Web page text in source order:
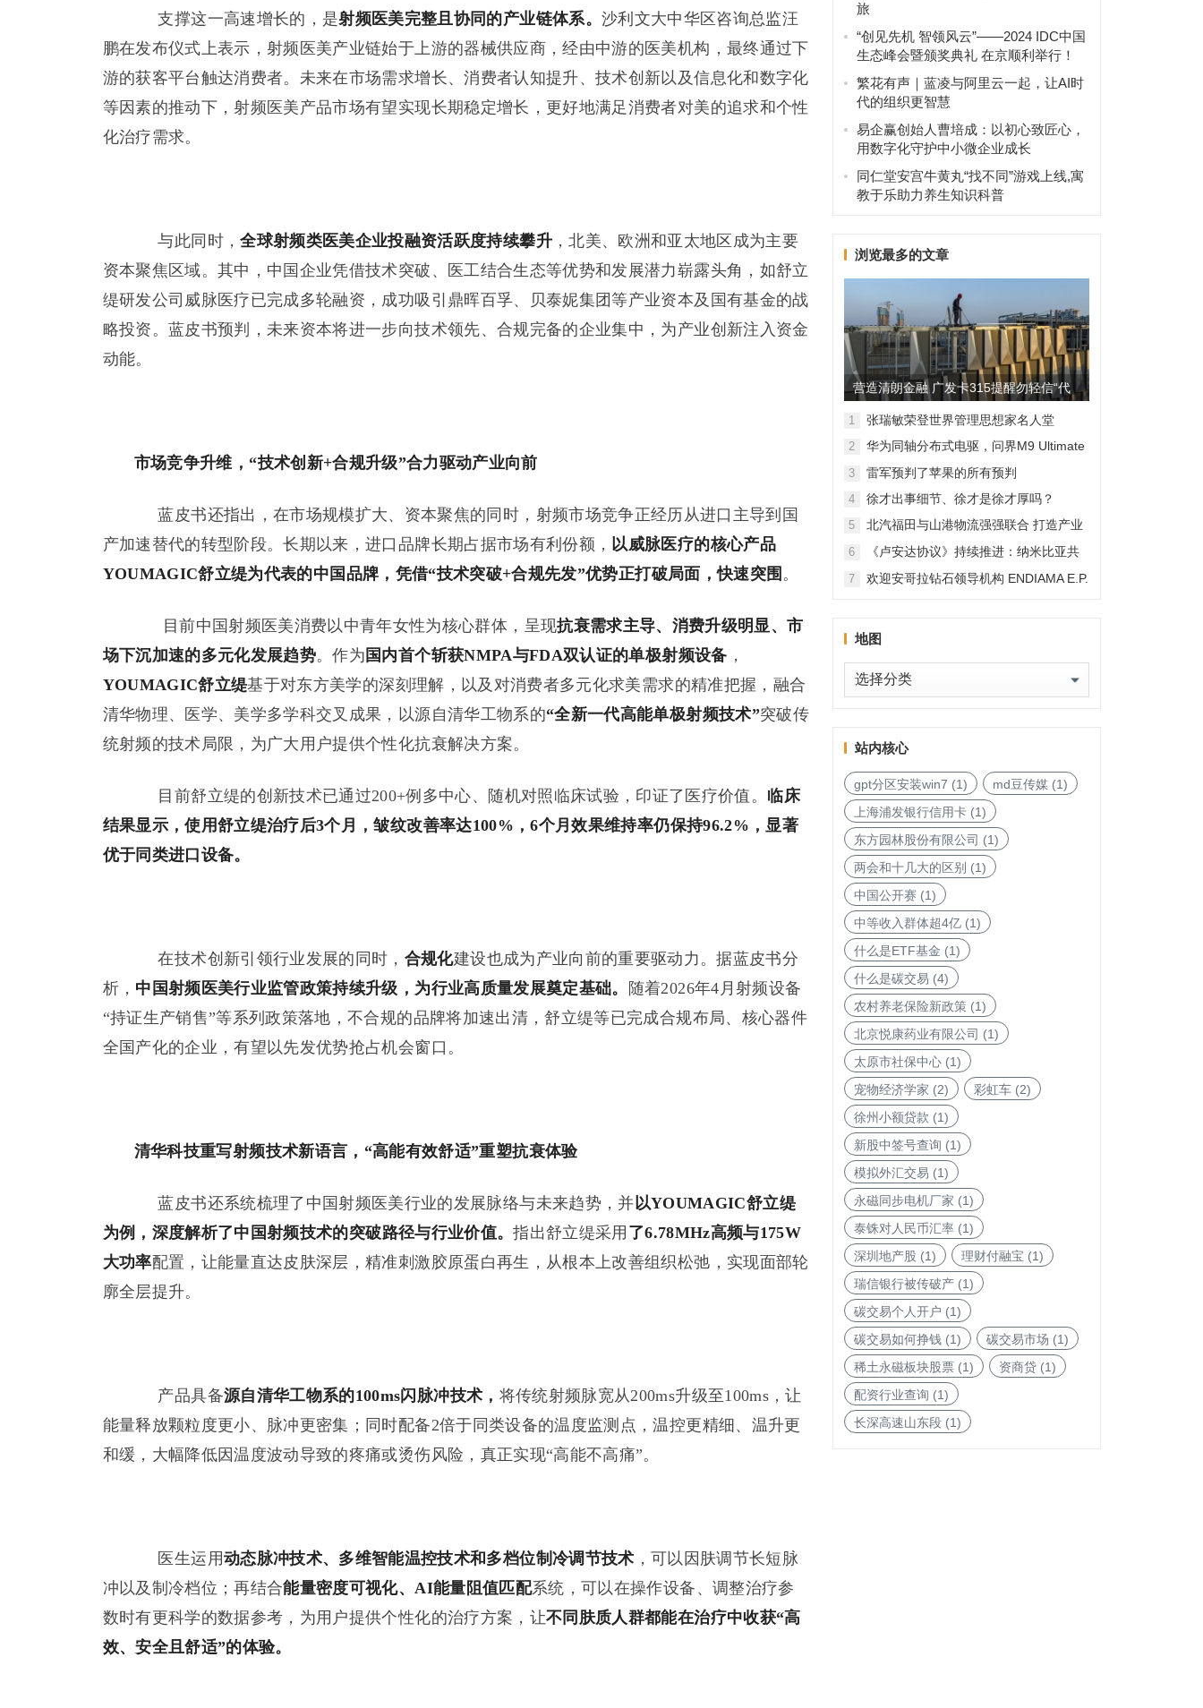
支撑这一高速增长的，是射频医美完整且协同的产业链体系。 沙利文大中华区咨询总监汪
鹏在发布仪式上表示，射频医美产业链始于上游的器械供应商，经由中游的医美机构，最终通过下
游的获客平台触达消费者。未来在市场需求增长、消费者认知提升、技术创新以及信息化和数字化
等因素的推动下，射频医美产品市场有望实现长期稳定增长，更好地满足消费者对美的追求和个性
化治疗需求。
与此同时，全球射频类医美企业投融资活跃度持续攀升，北美、欧洲和亚太地区成为主要
资本聚焦区域。其中，中国企业凭借技术突破、医工结合生态等优势和发展潜力崭露头角，如舒立
缇研发公司威脉医疗已完成多轮融资，成功吸引鼎晖百孚、贝泰妮集团等产业资本及国有基金的战
略投资。蓝皮书预判，未来资本将进一步向技术领先、合规完备的企业集中，为产业创新注入资金
动能。
市场竞争升维，“技术创新+合规升级”合力驱动产业向前
蓝皮书还指出，在市场规模扩大、资本聚焦的同时，射频市场竞争正经历从进口主导到国
产加速替代的转型阶段。长期以来，进口品牌长期占据市场有利份额， 以威脉医疗的核心产品
YOUMAGIC舒立缇为代表的中国 品牌，凭借“技术突破+合规先发”优势正打破局面，快速突围 。
目前中国射频医美消费以中青年女性为核心群体，呈现抗衰需求主导、消费升级明显、市
场下沉加速的多元化发展趋势。作为 国内首个斩获NMPA与FDA双认证的单极射频设备 ，
YOUMAGIC舒立缇基于对东方美学的深刻理解，以及对消费者多元化求美需求的精准把握，融合
清华物理、医学、美学多学科交叉成果，以源自清华工物系的“全新一代高能单极射频技术”突破传
统射频的技术局限，为广大用户提供个性化抗衰解决方案。
目前舒立缇的创新技术已通过200+例多中心、随机对照临床试验，印证了医疗价值。 临床
结果显示，使用舒立缇治疗后3个月，皱纹改善率达100%，6个月效果维持率仍保持96.2% ，显著
优于同类进口设备。
在技术创新引领行业发展的同时， 合规化建设也成为产业向前的重要驱动力。据蓝皮书分
析， 中国射频医美行业监管政策持续升级，为行业高质量发展奠定基础。
随着2026年4月射频设备
“持证生产销售”等系列政策落地，不合规的品牌将加速出清，舒立缇等已完成合规布局、核心器件
全国产化的企业，有望以先发优势抢占机会窗口。
清华科技重写射频技术新语言， “高能有效舒适”重塑抗衰体验
蓝皮书还系统梳理了中国射频医美行业的发展脉络与未来趋势，并以YOUMAGIC舒立缇
为例， 深度解析了中国射频技术的突破路径与行业价值。指出舒立缇采用 了6.78MHz高频与175W
大功率配置，让能量直达皮肤深层，精准刺激胶原蛋白再生，从根本上改善组织松弛，实现面部轮
廓全层提升。
产品具备源自清华工物系的100ms闪脉冲技术 ， 将传统射频脉宽从200ms升级至100ms，让
能量释放颗粒度更小、脉冲更密集；同时配备2倍于同类设备的温度监测点，温控更精细、温升更
和缓，大幅降低因温度波动导致的疼痛或烫伤风险，真正实现“高能不高痛”。
医生运用动态脉冲技术、多维智能温控技术和多档位制冷调节技术 ，可以因肤调节长短脉
冲以及制冷档位；再结合能量密度可视化、AI能量阻值匹配系统，可以在操作设备、调整治疗参
数时有更科学的数据参考，为用户提供个性化的治疗方案，让不同肤质人群都能在治疗中收获“高
效、安全且舒适”的体验。
旅
“创见先机 智领风云”——2024 IDC中国
生态峰会暨颁奖典礼 在京顺利举行！
繁花有声｜蓝凌与阿里云一起，让AI时
代的组织更智慧
易企赢创始人曹培成：以初心致匠心，
用数字化守护中小微企业成长
​同仁堂安宫牛黄丸“找不同”游戏上线,寓
教于乐助力养生知识科普
浏览最多的文章
营造清朗金融 广发卡315提醒勿轻信“代
理维权”
1 张瑞敏荣登世界管理思想家名人堂
2
华为同轴分布式电驱，问界M9 Ultimate
背后的“车轮思想者”
3 雷军预判了苹果的所有预判
4 徐才出事细节、徐才是徐才厚吗？
5
北汽福田与山港物流强强联合 打造产业
融合新范本
6
《卢安达协议》持续推进：纳米比亚共
和国加入，印度宝石与珠宝出口促进委
员会与迪拜多种商品交易中心启动加入
7
欢迎安哥拉钻石领导机构 ENDIAMA E.P.
地图
地
图
站内核心
gpt分区安装win7 (1) md豆传媒(1)
上海浦发银行信用卡(1)
东方园林股份有限公司 (1)
两会和十几大的区别 (1)
中国公开赛(1)
中等收入群体超4亿(1)
什么是ETF基金 (1)
什么是碳交易 (4)
农村养老保险新政策(1)
北京悦康药业有限公司 (1)
太原市社保中心(1)
宠物经济学家 (2) 彩虹车(2)
徐州小额贷款 (1)
新股中签号查询 (1)
模拟外汇交易 (1)
永磁同步电机厂家 (1)
泰铢对人民币汇率(1)
深圳地产股 (1) 理财付融宝 (1)
瑞信银行被传破产(1)
碳交易个人开户 (1)
碳交易如何挣钱(1) 碳交易市场 (1)
稀土永磁板块股票(1) 资商贷(1)
配资行业查询 (1)
长深高速山东段(1)